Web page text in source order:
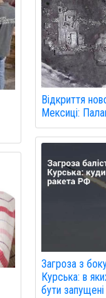
Відкриття
Мексиці:
Загроза з
Курська: в
бути